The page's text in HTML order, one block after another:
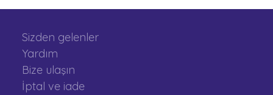
Sizden gelenler
Yardım
Bize ulaşın
İptal ve iade